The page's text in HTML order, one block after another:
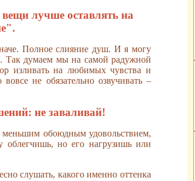
лучше оставлять на
Полное слияние душ. И я могу
Так думаем мы на самой радужной
изливать на любимых чувства и
не обязательно озвучивать –
не заваливай!
меньшим обоюдным удовольствием,
но его нагрузишь или
слушать, какого именно оттенка